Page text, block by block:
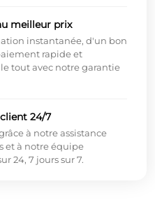
meilleur prix
instantanée, d'un bon
rapide et
tout avec notre garantie
24/7
à notre assistance
et à notre équipe
24, 7 jours sur 7.